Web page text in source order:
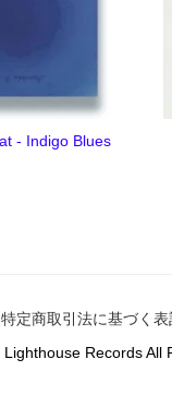
- Indigo Blues
特定商取引法に基づく表
Lighthouse Records All